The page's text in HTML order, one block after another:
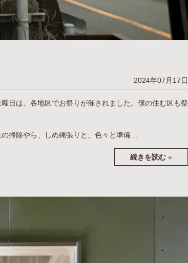
2024年07月17日
日は、各地区でお祭りが催されました。僕の住む区も祭
掃除やら、しめ縄張りと、色々と準備…
続きを読む »